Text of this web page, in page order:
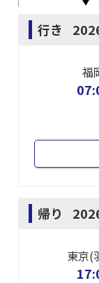
行き
福
帰り
東京(